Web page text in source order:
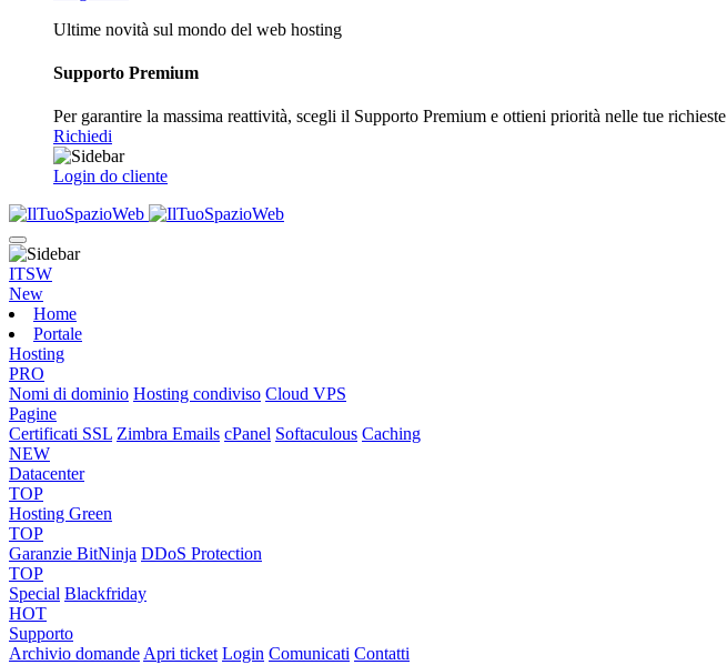
Ultime novità sul mondo del web hosting
Supporto Premium
Per garantire la massima reattività, scegli il Supporto Premium e ottieni priorità nelle tue richieste
Richiedi
Login do cliente
ITSW
New
Home
Portale
Hosting
PRO
Nomi di dominio Hosting condiviso Cloud VPS
Pagine
Certificati SSL Zimbra Emails cPanel Softaculous Caching
NEW
Datacenter
TOP
Hosting Green
TOP
Garanzie BitNinja DDoS Protection
TOP
Special Blackfriday
HOT
Supporto
Archivio domandeApri ticket Login Comunicati Contatti